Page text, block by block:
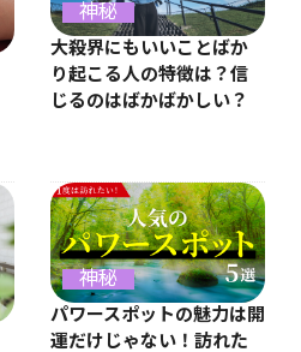
神秘
大殺界にもいいことばか
り起こる人の特徴は？信
じるのはばかばかしい？
神秘
パワースポットの魅力は開
運だけじゃない！訪れた